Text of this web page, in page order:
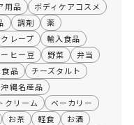
用品
ボディケアコスメ
調剤
薬
クレープ
輸入食品
ヒー豆 野菜
弁当
品
チーズタルト
沖縄名産品
クリーム
ベーカリー
お茶 軽食
お酒